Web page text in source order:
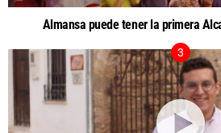
Almansa puede tener la primera